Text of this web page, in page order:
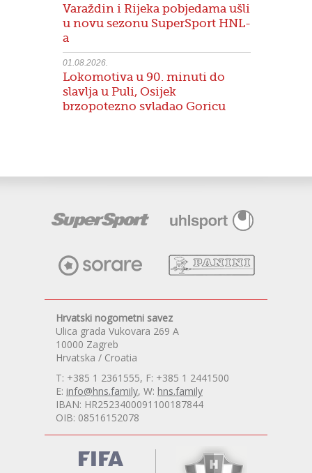
Varaždin i Rijeka pobjedama ušli
u novu sezonu SuperSport HNL-
a
01.08.2026.
Lokomotiva u 90. minuti do
slavlja u Puli, Osijek
brzopotezno svladao Goricu
Hrvatski nogometni savez
Ulica grada Vukovara 269 A
10000 Zagreb
Hrvatska / Croatia
T: +385 1 2361555, F: +385 1 2441500
E: info@hns.family, W: hns.family
IBAN: HR2523400091100187844
OIB: 08516152078